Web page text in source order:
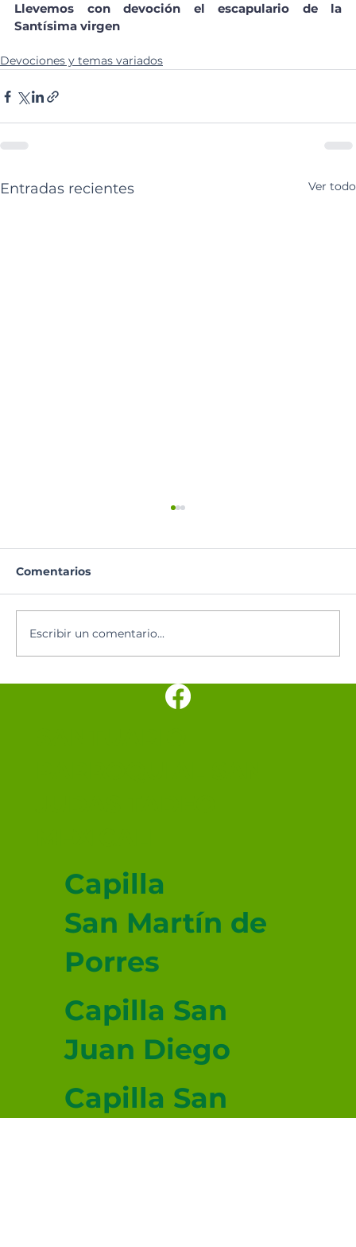
Llevemos con devoción el escapulario de la
Santísima virgen
Devociones y temas variados
Entradas recientes Ver todo
Hoy se celebra a Nuestra Señora de
los Ángeles, patrona de Costa Rica
Comentarios
Escribir un comentario...
Capilla
San Martín de
Porres
Capilla San
Juan Diego
Capilla San